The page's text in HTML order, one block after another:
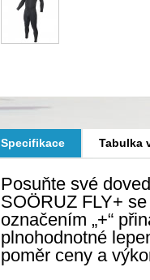
Specifikace Tabulka
Posuňte své
SOÖRUZ FLY+
označením „+“
plnohodnotné
poměr ceny a